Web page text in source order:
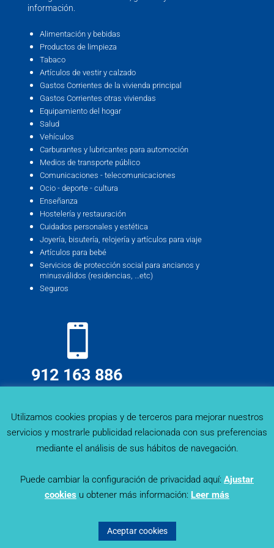
información.
Alimentación y bebidas
Productos de limpieza
Tabaco
Artículos de vestir y calzado
Gastos Corrientes de la vivienda principal
Gastos Corrientes otras viviendas
Equipamiento del hogar
Salud
Vehículos
Carburantes y lubricantes para automoción
Medios de transporte público
Comunicaciones - telecomunicaciones
Ocio - deporte - cultura
Enseñanza
Hostelería y restauración
Cuidados personales y estética
Joyería, bisutería, relojería y artículos para viaje
Artículos para bebé
Servicios de protección social para ancianos y
minusválidos (residencias, …etc)
Seguros
912 163 886
Política de Cookies© Diseñado por
Utilizamos cookies propias y de terceros para mejorar nuestros
servicios y mostrarle publicidad relacionada con sus preferencias
mediante el análisis de sus hábitos de navegación.
Puede cambiar la configuración de privacidad aquí: Ajustar
cookies u obtener más información: Leer más
Aceptar cookies